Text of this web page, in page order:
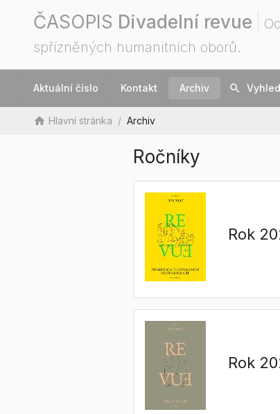
ČASOPIS Divadelní revue
spřízněných humanitních oborů.
Aktuální číslo Kontakt Archiv search
home Hlavní stránka / Archiv
Ročníky
Rok
Rok